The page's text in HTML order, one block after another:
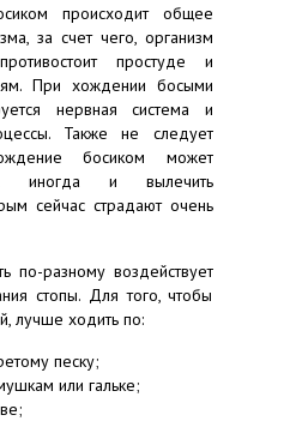
происходит общее
за счет чего, организм
простуде и
При хождении босыми
нервная система и
Также не следует
босиком может
иногда и вылечить
сейчас страдают очень
по-разному воздействует
стопы. Для того, чтобы
лучше ходить по:
песку;
или гальке;